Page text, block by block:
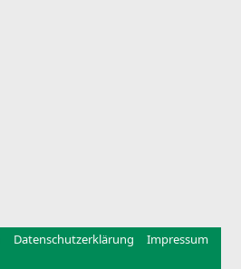
Datenschutzerklärung Impressum